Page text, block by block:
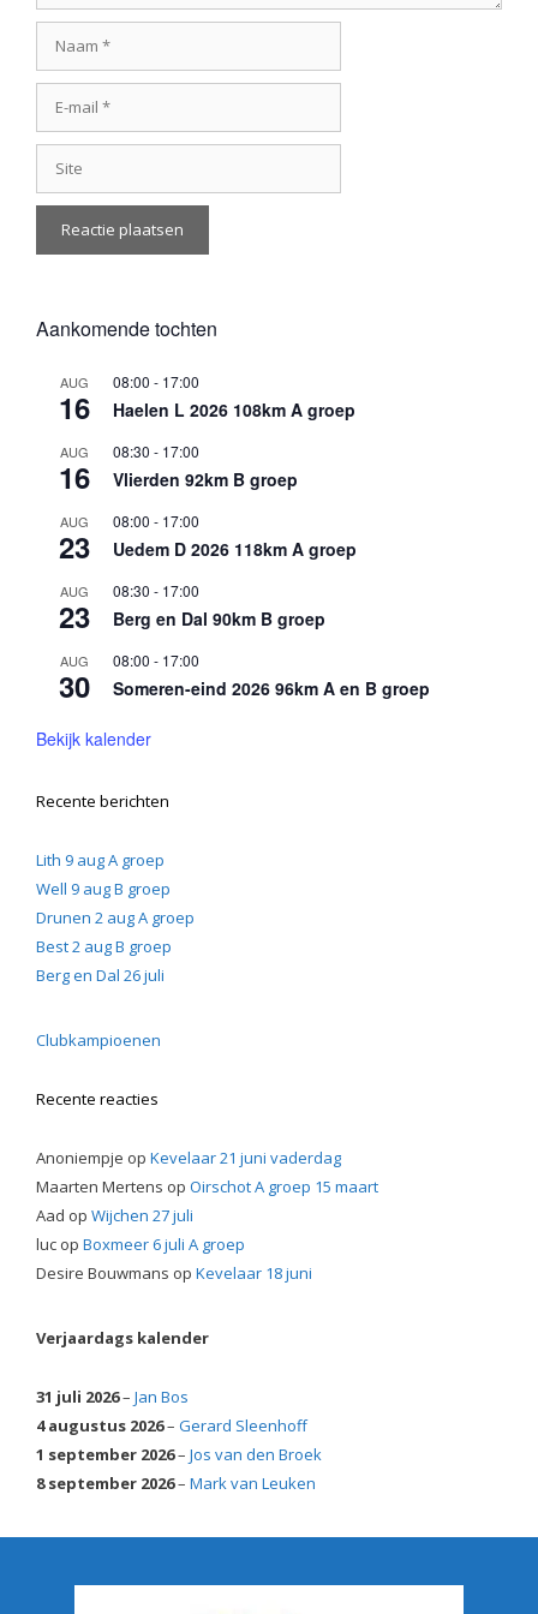
mail
Aankomende tochten
AUG
16
08:00 - 17:00
Haelen L 2026 108km A groep
AUG
16
08:30 - 17:00
Vlierden 92km B groep
AUG
23
08:00 - 17:00
Uedem D 2026 118km A groep
AUG
23
08:30 - 17:00
Berg en Dal 90km B groep
AUG
30
08:00 - 17:00
Someren-eind 2026 96km A en B groep
Bekijk kalender
Recente berichten
Lith 9 aug A groep
Well 9 aug B groep
Drunen 2 aug A groep
Best 2 aug B groep
Berg en Dal 26 juli
Clubkampioenen
Recente reacties
Anoniempje op Kevelaar 21 juni vaderdag
Maarten Mertens op Oirschot A groep 15 maart
Aad op Wijchen 27 juli
luc op Boxmeer 6 juli A groep
Desire Bouwmans op Kevelaar 18 juni
Verjaardags kalender
31 juli 2026– Jan Bos
4 augustus 2026– Gerard Sleenhoff
1 september 2026– Jos van den Broek
8 september 2026– Mark van Leuken